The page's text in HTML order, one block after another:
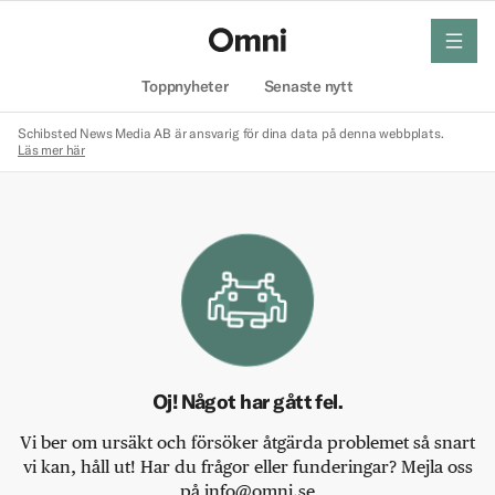
Toppnyheter Senaste nytt
meny
Schibsted News Media AB är ansvarig för dina data på denna webbplats.
Läs mer här
Oj! Något har gått fel.
Vi ber om ursäkt och försöker åtgärda problemet så snart
vi kan, håll ut! Har du frågor eller funderingar? Mejla oss